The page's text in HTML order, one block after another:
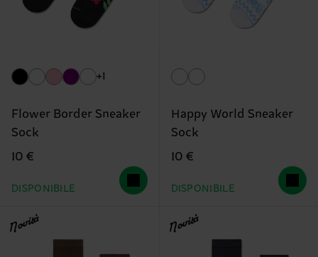
+1
Flower Border Sneaker
Sock
10 €
DISPONIBILE
Happy World Sneaker
Sock
10 €
DISPONIBILE
Novità Novità